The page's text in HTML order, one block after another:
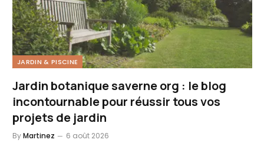
JARDIN & PISCINE
Jardin botanique saverne org : le blog
incontournable pour réussir tous vos
projets de jardin
ByMartinez 6 août 2026